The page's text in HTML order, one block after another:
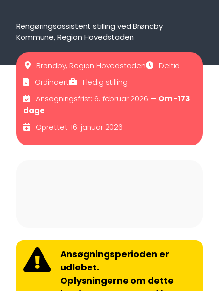
Rengøringsassistent stilling ved Brøndby
Kommune, Region Hovedstaden
Brøndby, Region Hovedstaden
Deltid
Ordinaert
1 ledig stilling
Ansøgningsfrist: 6. februar 2026 — Om -173
dage
Oprettet: 16. januar 2026
Ansøgningsperioden er
udløbet.
Oplysningerne om dette